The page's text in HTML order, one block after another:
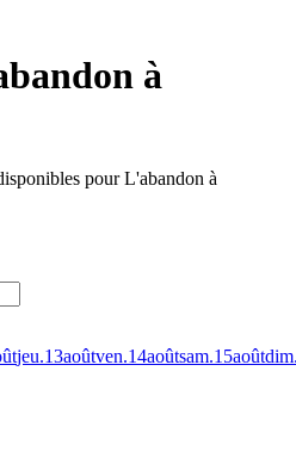
à
pour L'abandon à
jeu.13aoûtven.14aoûtsam.15août